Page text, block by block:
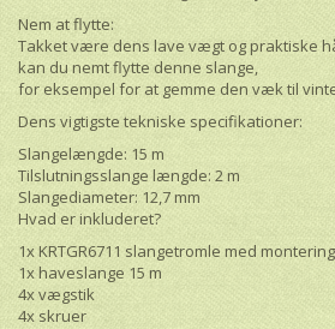
Nem at flytte:
Takket være dens lave vægt og praktiske
kan du nemt flytte denne slange,
for eksempel for at gemme den væk til
Dens vigtigste tekniske specifikationer:
Slangelængde: 15 m
Tilslutningsslange længde: 2 m
Slangediameter: 12,7 mm
Hvad er inkluderet?
1x KRTGR6711 slangetromle med
1x haveslange 15 m
4x vægstik
4x skruer